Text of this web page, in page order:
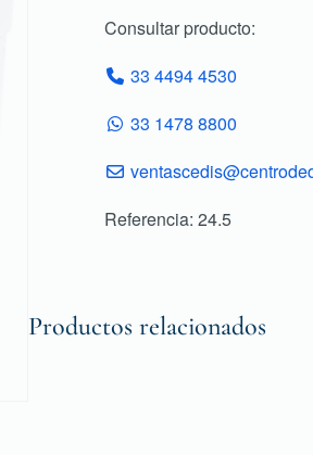
Consultar producto:
33 4494 4530
33 1478 8800
Referencia: 24.5
Productos relacionados